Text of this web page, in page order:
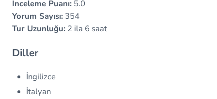
İnceleme Puanı:5.0
Yorum Sayısı:354
Tur Uzunluğu:2 ila 6 saat
Diller
İngilizce
İtalyan